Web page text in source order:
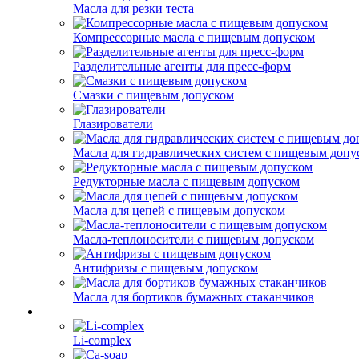
Масла для резки теста
Компрессорные масла с пищевым допуском
Разделительные агенты для пресс-форм
Смазки с пищевым допуском
Глазирователи
Масла для гидравлических систем с пищевым
Редукторные масла с пищевым допуском
Масла для цепей с пищевым допуском
Масла-теплоносители с пищевым допуском
Антифризы с пищевым допуском
Масла для бортиков бумажных стаканчиков
Li-complex